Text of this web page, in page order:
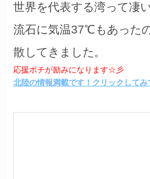
世界を代表する湾って凄
流石に気温37℃もあった
散してきました。
応援ポチが励みになります☆彡
北陸の情報満載です！クリックしてみ